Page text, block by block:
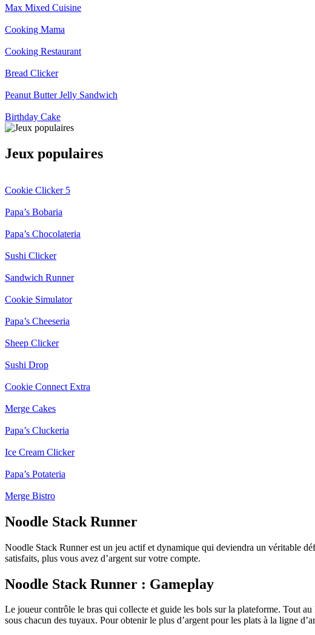
Max Mixed Cuisine
Cooking Mama
Cooking Restaurant
Bread Clicker
Peanut Butter Jelly Sandwich
Birthday Cake
Jeux populaires
Cookie Clicker 5
Papa’s Bobaria
Papa’s Chocolateria
Sushi Clicker
Sandwich Runner
Cookie Simulator
Papa’s Cheeseria
Sheep Clicker
Sushi Drop
Cookie Connect Extra
Merge Cakes
Papa’s Cluckeria
Ice Cream Clicker
Papa’s Potateria
Merge Bistro
Noodle Stack Runner
Noodle Stack Runner est un jeu actif et dynamique qui deviendra un véritable
satisfaits, plus vous avez d’argent sur votre compte.
Noodle Stack Runner : Gameplay
Le joueur contrôle le bras qui collecte et guide les bols sur la plateforme. Tout
sous chacun des tuyaux. Pour obtenir le plus d’argent pour les plats à la ligne